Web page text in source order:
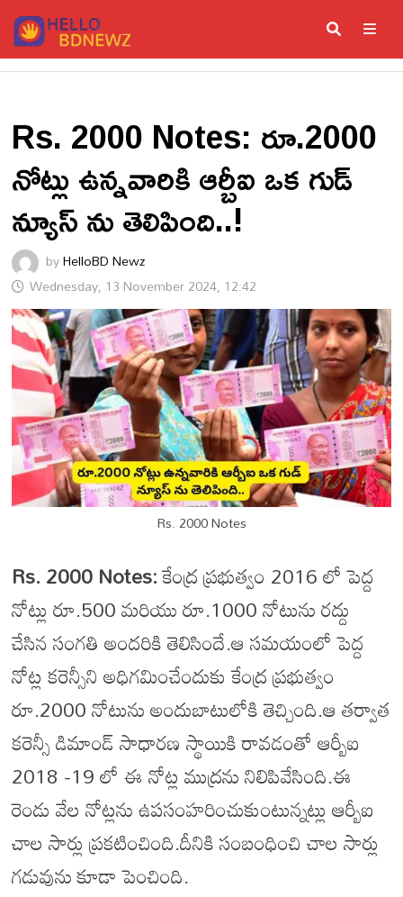
Skip
to
content
Rs. 2000 Notes: రూ.2000
నోట్లు ఉన్నవారికి ఆర్బీఐ ఒక గుడ్
న్యూస్ ను తెలిపింది..!
byHelloBD Newz
Wednesday, 13 November 2024, 12:42
Rs. 2000 Notes
Rs. 2000 Notes:కేంద్ర ప్రభుత్వం 2016 లో పెద్ద
నోట్లు రూ.500 మరియు రూ.1000 నోటును రద్దు
చేసిన సంగతి అందరికి తెలిసిందే.ఆ సమయంలో పెద్ద
నోట్ల కరెన్సీని అధిగమించేందుకు కేంద్ర ప్రభుత్వం
రూ.2000 నోటును అందుబాటులోకి తెచ్చింది.ఆ తర్వాత
కరెన్సీ డిమాండ్ సాధారణ స్థాయికి రావడంతో ఆర్బీఐ
2018 -19 లో ఈ నోట్ల ముద్రను నిలిపివేసింది.ఈ
రెండు వేల నోట్లను ఉపసంహరించుకుంటున్నట్లు ఆర్బీఐ
చాల సార్లు ప్రకటించింది.దీనికి సంబంధించి చాల సార్లు
గడువును కూడా పెంచింది.